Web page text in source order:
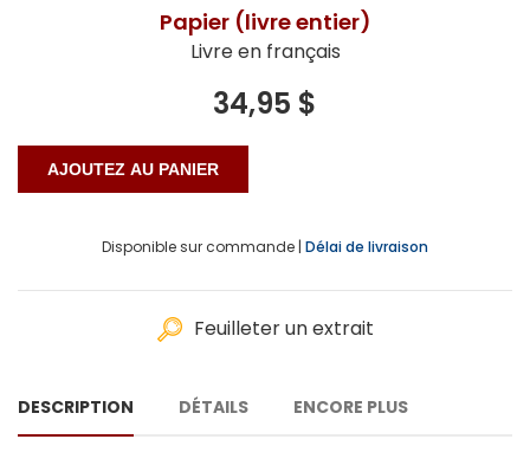
Papier (livre entier)
Livre en français
34,95 $
Disponible sur commande | Délai de livraison
Feuilleter un extrait
DESCRIPTION DÉTAILS ENCORE PLUS